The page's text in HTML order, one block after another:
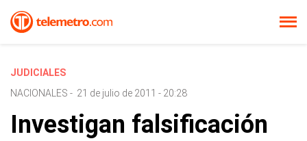
JUDICIALES
NACIONALES - 21 de julio de 2011 - 20:28
Investigan falsificación